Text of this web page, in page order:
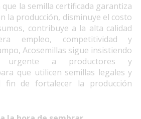
la semilla certificada garantiza
la producción, disminuye el costo
contribuye a la alta calidad
empleo, competitividad y
Acosemillas sigue insistiendo
a productores y
que utilicen semillas legales y
fin de fortalecer la producción